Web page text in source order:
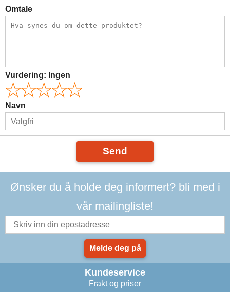
Omtale
Vurdering: Ingen
Navn
Send
Ønsker du å holde deg informert? bli med i
vår mailingliste!
Melde deg på
Kundeservice
Frakt og priser